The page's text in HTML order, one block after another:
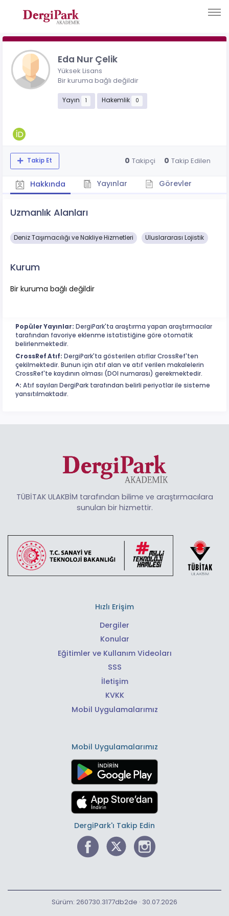
Eda Nur Çelik
Yüksek Lisans
Bir kuruma bağlı değildir
Yayın 1 Hakemlik 0
Takip Et 0 Takipçi 0 Takip Edilen
Hakkında Yayınlar Görevler
Uzmanlık Alanları
Deniz Taşımacılığı ve Nakliye Hizmetleri Uluslararası Lojistik
Kurum
Bir kuruma bağlı değildir
Popüler Yayınlar: DergiPark'ta araştırma yapan araştırmacılar
tarafından favoriye eklenme istatistiğine göre otomatik
belirlenmektedir.
CrossRef Atıf: DergiPark'ta gösterilen atıflar CrossRef'ten
çekilmektedir. Bunun için atıf alan ve atıf verilen makalelerin
CrossRef'te kaydının olması (DOI numarası) gerekmektedir.
^: Atıf sayıları DergiPark tarafından belirli periyotlar ile sisteme
yansıtılmaktadır.
TÜBİTAK ULAKBİM tarafından bilime ve araştırmacılara
sunulan bir hizmettir.
Hızlı Erişim
Dergiler
Konular
Eğitimler ve Kullanım Videoları
SSS
İletişim
KVKK
Mobil Uygulamalarımız
Mobil Uygulamalarımız
DergiPark'ı Takip Edin
Sürüm: 260730.3177db2de · 30.07.2026